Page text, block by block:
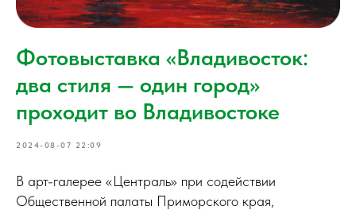
Фотовыставка «Владивосток:
два стиля — один город»
проходит во Владивостоке
2024-08-07 22:09
В арт-галерее «Централь» при содействии
Общественной палаты Приморского края,